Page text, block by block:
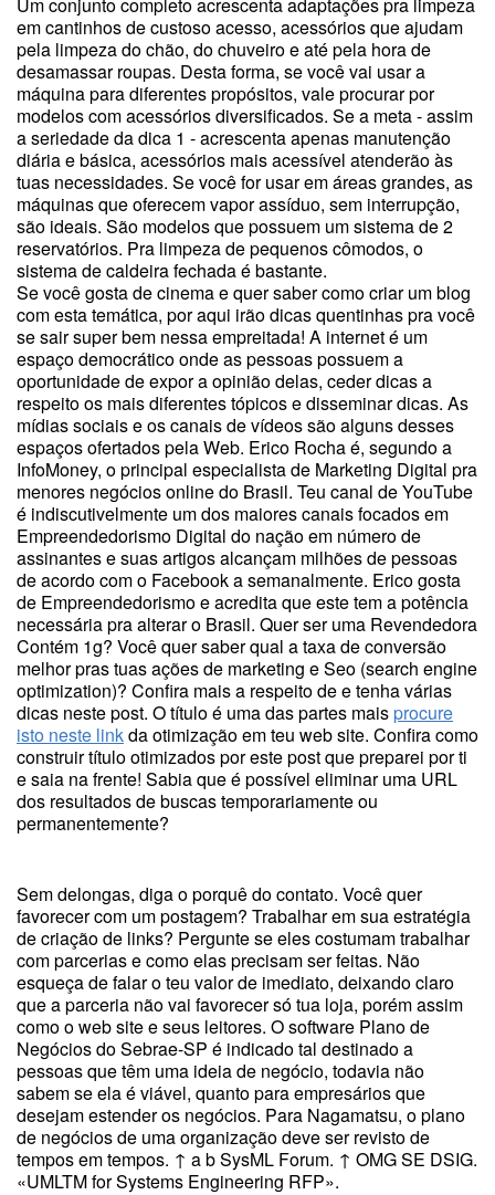
em cantinhos de custoso acesso, acessórios que ajudam
pela limpeza do chão, do chuveiro e até pela hora de
desamassar roupas. Desta forma, se você vai usar a
máquina para diferentes propósitos, vale procurar por
modelos com acessórios diversificados. Se a meta - assim
a seriedade da dica 1 - acrescenta apenas manutenção
diária e básica, acessórios mais acessível atenderão às
tuas necessidades. Se você for usar em áreas grandes, as
máquinas que oferecem vapor assíduo, sem interrupção,
são ideais. São modelos que possuem um sistema de 2
reservatórios. Pra limpeza de pequenos cômodos, o
sistema de caldeira fechada é bastante.
Se você gosta de cinema e quer saber como criar um blog
com esta temática, por aqui irão dicas quentinhas pra você
se sair super bem nessa empreitada! A internet é um
espaço democrático onde as pessoas possuem a
oportunidade de expor a opinião delas, ceder dicas a
respeito os mais diferentes tópicos e disseminar dicas. As
mídias sociais e os canais de vídeos são alguns desses
espaços ofertados pela Web. Erico Rocha é, segundo a
InfoMoney, o principal especialista de Marketing Digital pra
menores negócios online do Brasil. Teu canal de YouTube
é indiscutivelmente um dos maiores canais focados em
Empreendedorismo Digital do nação em número de
assinantes e suas artigos alcançam milhões de pessoas
de acordo com o Facebook a semanalmente. Erico gosta
de Empreendedorismo e acredita que este tem a potência
necessária pra alterar o Brasil. Quer ser uma Revendedora
Contém 1g? Você quer saber qual a taxa de conversão
melhor pras tuas ações de marketing e Seo (search engine
optimization)? Confira mais a respeito de e tenha várias
dicas neste post. O título é uma das partes maisprocure
isto neste linkda otimização em teu web site. Confira como
construir título otimizados por este post que preparei por ti
e saia na frente! Sabia que é possível eliminar uma URL
dos resultados de buscas temporariamente ou
permanentemente?
Sem delongas, diga o porquê do contato. Você quer
favorecer com um postagem? Trabalhar em sua estratégia
de criação de links? Pergunte se eles costumam trabalhar
com parcerias e como elas precisam ser feitas. Não
esqueça de falar o teu valor de imediato, deixando claro
que a parceria não vai favorecer só tua loja, porém assim
como o web site e seus leitores. O software Plano de
Negócios do Sebrae-SP é indicado tal destinado a
pessoas que têm uma ideia de negócio, todavia não
sabem se ela é viável, quanto para empresários que
desejam estender os negócios. Para Nagamatsu, o plano
de negócios de uma organização deve ser revisto de
tempos em tempos. ↑ a b SysML Forum. ↑ OMG SE DSIG.
«UMLTM for Systems Engineering RFP».